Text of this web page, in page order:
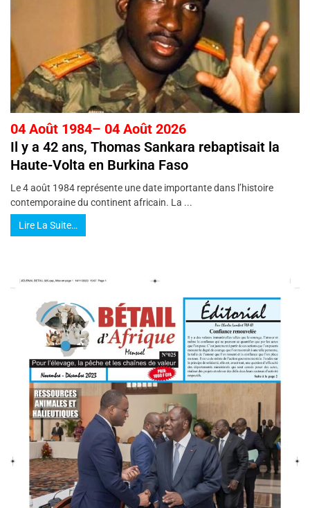
04 Août 1984– 04 Août 2026
Il y a 42 ans, Thomas Sankara rebaptisait la
Haute-Volta en Burkina Faso
Le 4 août 1984 représente une date importante dans l’histoire
contemporaine du continent africain. La ...
Lire La Suite…